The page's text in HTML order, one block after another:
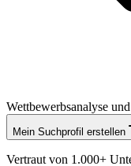
Wettbewerbsanalyse
Mein Suchprofil erstellen
Vertraut von 1.000+